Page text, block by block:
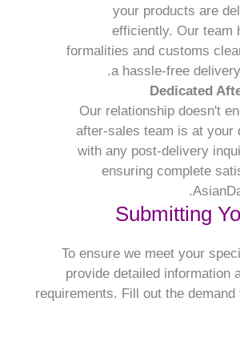
your products are
efficiently. Our team
formalities and customs
a hassle-free
Dedicated
Our relationship doesn't
after-sales team is at your
with any post-delivery
ensuring complete
Submitting
To ensure we meet your
provide detailed information
requirements. Fill out the